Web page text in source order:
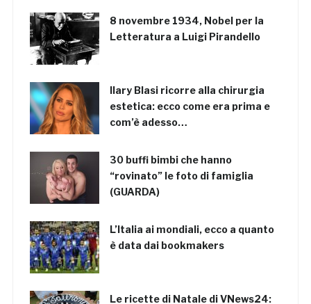
8 novembre 1934, Nobel per la
Letteratura a Luigi Pirandello
Ilary Blasi ricorre alla chirurgia
estetica: ecco come era prima e
com’è adesso…
30 buffi bimbi che hanno
“rovinato” le foto di famiglia
(GUARDA)
L’Italia ai mondiali, ecco a quanto
è data dai bookmakers
Le ricette di Natale di VNews24: